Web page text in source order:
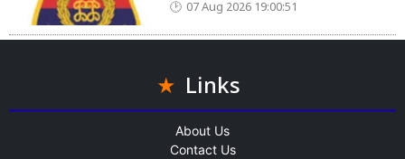
07 Aug 2026 19:00:51
Links
About Us
Contact Us